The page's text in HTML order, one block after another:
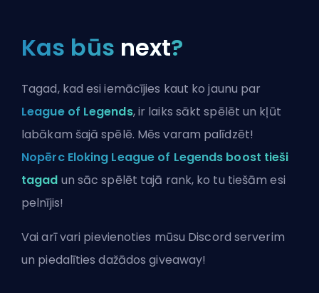
Kas būs next?
Tagad, kad esi iemācījies kaut ko jaunu par
League of Legends, ir laiks sākt spēlēt un kļūt
labākam šajā spēlē. Mēs varam palīdzēt!
Nopērc Eloking League of Legends boost tieši
tagad un sāc spēlēt tajā rank, ko tu tiešām esi
pelnījis!
Vai arī vari pievienoties mūsu Discord serverim
un piedalīties dažādos giveaway!